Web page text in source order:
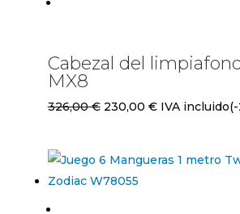
Cabezal del
MX8
326,00€ El
era:
326,00 €.
230,00 €El
es:
IVA incluido